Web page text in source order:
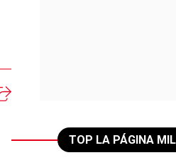
TOP LA PÁGINA